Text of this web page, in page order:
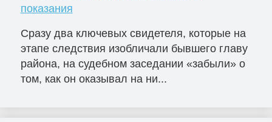
показания
Сразу два ключевых свидетеля, которые на
этапе следствия изобличали бывшего главу
района, на судебном заседании «забыли» о
том, как он оказывал на ни...